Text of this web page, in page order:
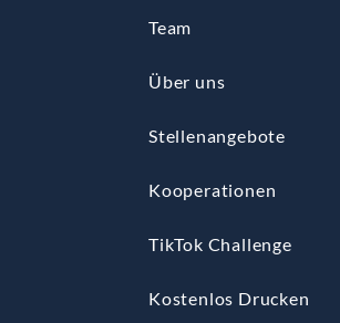
Team
Über uns
Stellenangebote
Kooperationen
TikTok Challenge
Kostenlos Drucken